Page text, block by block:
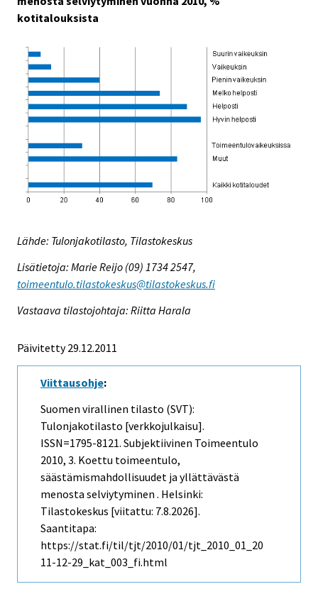
kotitalouksista
Lähde: Tulonjakotilasto, Tilastokeskus
Lisätietoja: Marie Reijo (09) 1734 2547,
toimeentulo.tilastokeskus@tilastokeskus.fi
Vastaava tilastojohtaja: Riitta Harala
Päivitetty 29.12.2011
Viittausohje:
Suomen virallinen tilasto (SVT):
Tulonjakotilasto [verkkojulkaisu].
ISSN=1795-8121. Subjektiivinen Toimeentulo
2010, 3. Koettu toimeentulo,
säästämismahdollisuudet ja yllättävästä
menosta selviytyminen . Helsinki:
Tilastokeskus [viitattu: 7.8.2026].
Saantitapa:
https://stat.fi/til/tjt/2010/01/tjt_2010_01_20
11-12-29_kat_003_fi.html